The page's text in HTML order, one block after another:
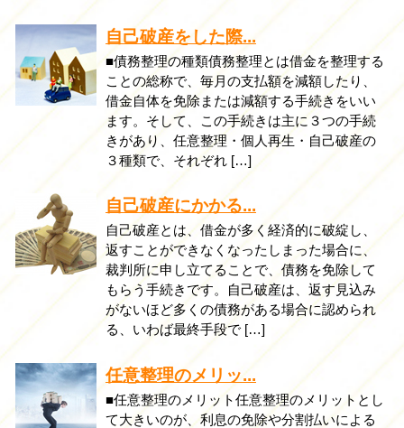
自己破産をした際...
■債務整理の種類債務整理とは借金を整理する
ことの総称で、毎月の支払額を減額したり、
借金自体を免除または減額する手続きをいい
ます。そして、この手続きは主に３つの手続
きがあり、任意整理・個人再生・自己破産の
３種類で、それぞれ […]
自己破産にかかる...
自己破産とは、借金が多く経済的に破綻し、
返すことができなくなったしまった場合に、
裁判所に申し立てることで、債務を免除して
もらう手続きです。自己破産は、返す見込み
がないほど多くの債務がある場合に認められ
る、いわば最終手段で […]
任意整理のメリッ...
■任意整理のメリット任意整理のメリットとし
て大きいのが、利息の免除や分割払いによる